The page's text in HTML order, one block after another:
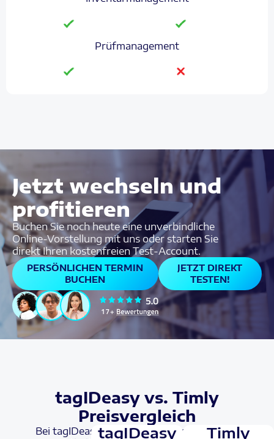
Prüfmanagement
Jetzt wechseln und
profitieren
Buchen Sie noch heute eine unverbindliche
Online-Vorstellung mit uns oder starten Sie
direkt Ihren kostenfreien Test-Account.
PERSÖNLICHEN TERMIN
BUCHEN
JETZT DIREKT
TESTEN!
tagIDeasy vs. Timly
Preisvergleich
Bei tagIDeasy sind alle Funktionen im Preis
tagIDeasy Timly